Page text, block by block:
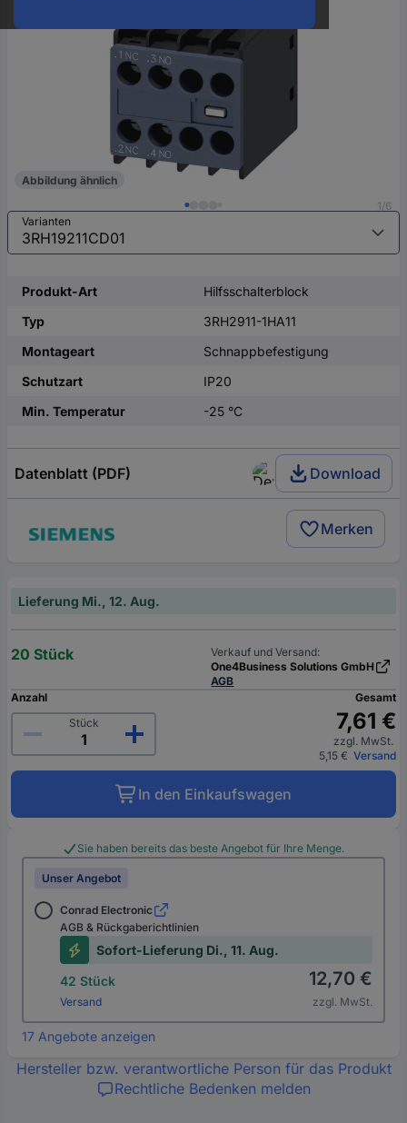
1/6
Abbildung ähnlich
Varianten
Produkt-Art
Hilfsschalterblock
Typ
3RH2911-1HA11
Montageart
Schnappbefestigung
Schutzart
IP20
Min. Temperatur
-25 °C
Datenblatt (PDF) Download
Merken
Lieferung Mi., 12. Aug.
20 Stück
Verkauf und Versand:
One4Business Solutions GmbH
AGB
Anzahl
Stück
Gesamt
7,61 €
zzgl. MwSt.
5,15 € Versand
In den Einkaufswagen
Sie haben bereits das beste Angebot für Ihre Menge.
Unser Angebot
Conrad Electronic
AGB & Rückgaberichtlinien
Sofort-Lieferung Di., 11. Aug.
42 Stück
Versand
12,70 €
zzgl. MwSt.
17 Angebote anzeigen
Hersteller bzw. verantwortliche Person für das Produkt
Rechtliche Bedenken melden